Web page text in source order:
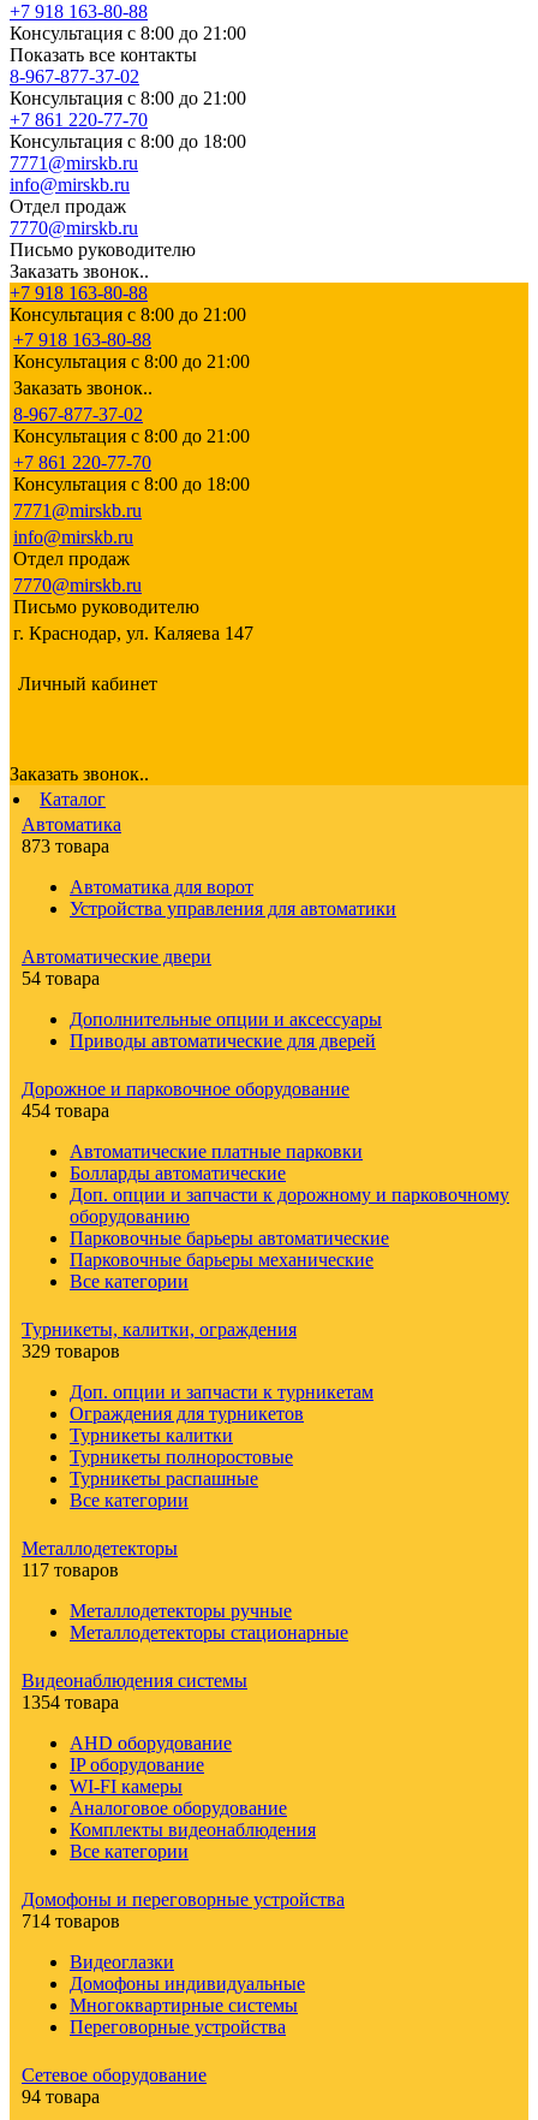
+7 918 163-80-88
Консультация с 8:00 до 21:00
Показать все контакты
8-967-877-37-02
Консультация с 8:00 до 21:00
+7 861 220-77-70
Консультация с 8:00 до 18:00
7771@mirskb.ru
info@mirskb.ru
Отдел продаж
7770@mirskb.ru
Письмо руководителю
Заказать звонок..
+7 918 163-80-88
Консультация с 8:00 до 21:00
+7 918 163-80-88
Консультация с 8:00 до 21:00
Заказать звонок..
8-967-877-37-02
Консультация с 8:00 до 21:00
+7 861 220-77-70
Консультация с 8:00 до 18:00
7771@mirskb.ru
info@mirskb.ru
Отдел продаж
7770@mirskb.ru
Письмо руководителю
г. Краснодар, ул. Каляева 147
Личный кабинет
Заказать звонок..
Каталог
Автоматика
873 товара
Автоматика для ворот
Устройства управления для автоматики
Автоматические двери
54 товара
Дополнительные опции и аксессуары
Приводы автоматические для дверей
Дорожное и парковочное оборудование
454 товара
Автоматические платные парковки
Болларды автоматические
Доп. опции и запчасти к дорожному и парковочному
оборудованию
Парковочные барьеры автоматические
Парковочные барьеры механические
Все категории
Турникеты, калитки, ограждения
329 товаров
Доп. опции и запчасти к турникетам
Ограждения для турникетов
Турникеты калитки
Турникеты полноростовые
Турникеты распашные
Все категории
Металлодетекторы
117 товаров
Металлодетекторы ручные
Металлодетекторы стационарные
Видеонаблюдения cистемы
1354 товара
AHD оборудование
IP оборудование
WI-FI камеры
Аналоговое оборудование
Комплекты видеонаблюдения
Все категории
Домофоны и переговорные устройства
714 товаров
Видеоглазки
Домофоны индивидуальные
Многоквартирные системы
Переговорные устройства
Сетевое оборудование
94 товара